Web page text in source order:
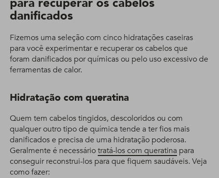
danificados
Fizemos uma seleção com cinco hidratações caseiras
para você experimentar e recuperar os cabelos que
foram danificados por químicas ou pelo uso excessivo de
ferramentas de calor.
Hidratação com queratina
Quem tem cabelos tingidos, descoloridos ou com
qualquer outro tipo de química tende a ter fios mais
danificados e precisa de uma hidratação poderosa.
Geralmente é necessáriotratá-los com queratina para
conseguir reconstrui-los para que fiquem saudáveis. Veja
como fazer: